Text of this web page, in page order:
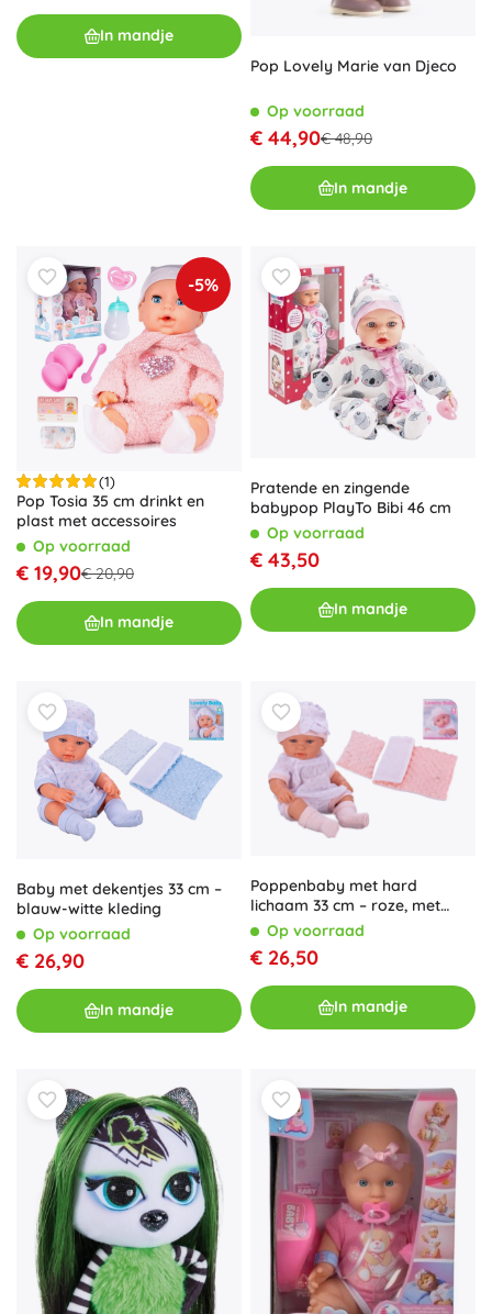
In mandje
Pop Lovely Marie van Djeco
Op voorraad
€ 44,90€ 48,90
In mandje
-5%
(1)
Pop Tosia 35 cm drinkt en
plast met accessoires
Op voorraad
€ 19,90€ 20,90
In mandje
Pratende en zingende
babypop PlayTo Bibi 46 cm
Op voorraad
€ 43,50
In mandje
Baby met dekentjes 33 cm –
blauw-witte kleding
Op voorraad
€ 26,90
In mandje
Poppenbaby met hard
lichaam 33 cm – roze, met
dekentjes
Op voorraad
€ 26,50
In mandje